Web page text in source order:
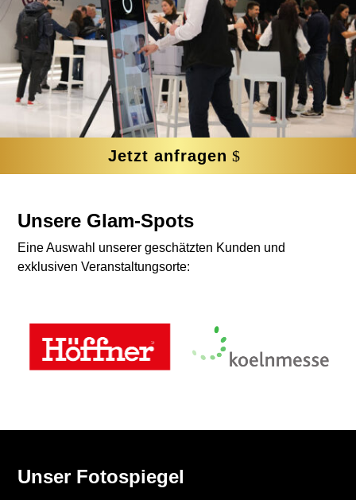
Jetzt anfragen
Unsere Glam-Spots
Eine Auswahl unserer geschätzten Kunden und
exklusiven Veranstaltungsorte:
Unser Fotospiegel